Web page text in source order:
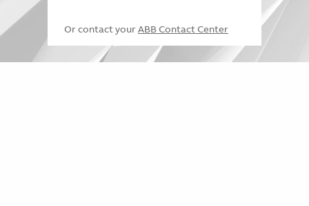
Or contact your ABB Contact Center